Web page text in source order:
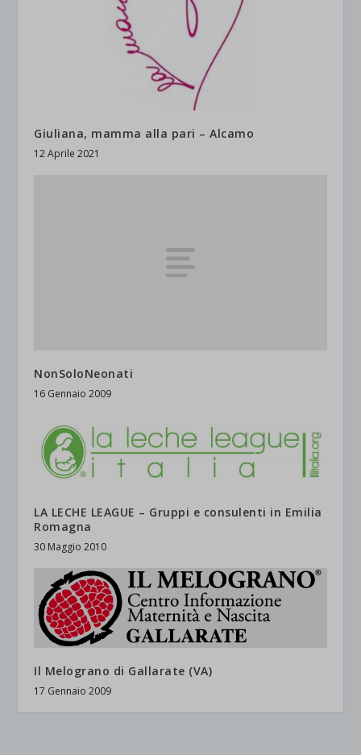
Giuliana, mamma alla pari – Alcamo
12 Aprile 2021
NonSoloNeonati
16 Gennaio 2009
LA LECHE LEAGUE – Gruppi e consulenti in Emilia
Romagna
30 Maggio 2010
Il Melograno di Gallarate (VA)
17 Gennaio 2009